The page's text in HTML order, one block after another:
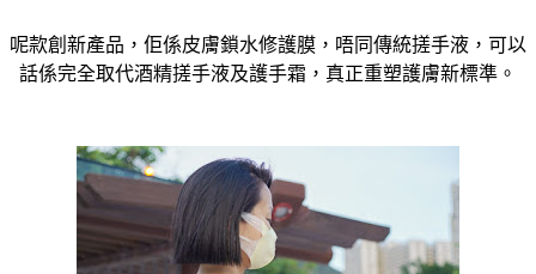
呢款創新產品，佢係皮膚鎖水修護膜，唔同傳統搓手液，可以
話係完全取代酒精搓手液及護手霜，真正重塑護膚新標準。